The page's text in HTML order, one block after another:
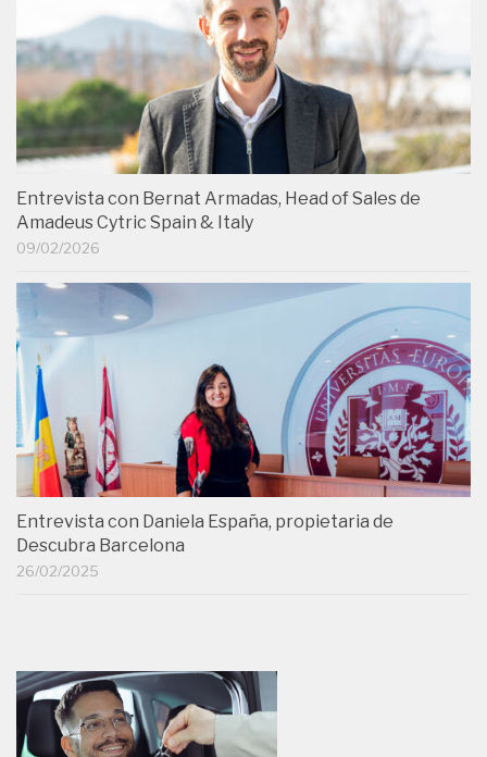
Entrevista con Bernat Armadas, Head of Sales de
Amadeus Cytric Spain & Italy
09/02/2026
Entrevista con Daniela España, propietaria de
Descubra Barcelona
26/02/2025